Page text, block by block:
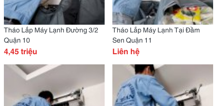
Tháo Lắp Máy Lạnh Đường 3/2
Quận 10
4,45 triệu
Tháo Lắp Máy Lạnh Tại Đầm
Sen Quận 11
Liên hệ